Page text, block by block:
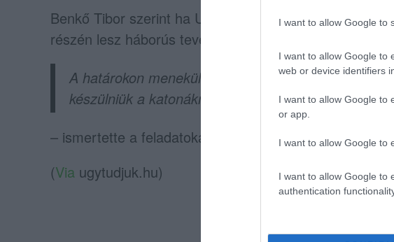
I want to allow Google to
I want to allow Google to
web or device identifiers
I want to allow Google to
or app.
I want to allow Google to
I want to allow Google to
authentication
Benkő Tibor szerint ha Ukrajnában a helyzet
részén lesz háborús tevékenység, hanem az
A határokon menekültek érkezésére, továbbá
készülniük a katonáknak
– ismertette a feladatokat Benkő Tibor.
(Via ugytudjuk.hu)